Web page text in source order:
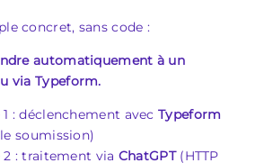
concret, sans code :
automatiquement à un
via Typeform.
: déclenchement avec Typeform
soumission)
2 : traitement via ChatGPT(HTTP